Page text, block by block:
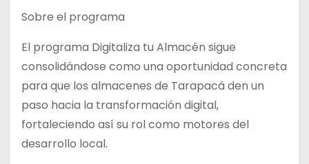
Sobre el programa
El programa Digitaliza tu Almacén sigue
consolidándose como una oportunidad concreta
para que los almacenes de Tarapacá den un
paso hacia la transformación digital,
fortaleciendo así su rol como motores del
desarrollo local.